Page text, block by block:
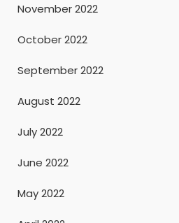
November 2022
October 2022
September 2022
August 2022
July 2022
June 2022
May 2022